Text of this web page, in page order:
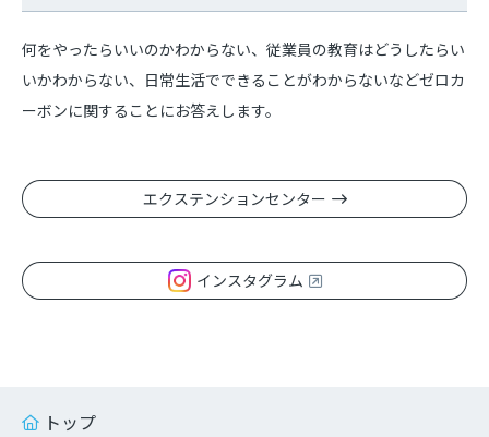
何をやったらいいのかわからない、従業員の教育はどうしたらい
いかわからない、日常生活でできることがわからないなどゼロカ
ーボンに関することにお答えします。
エクステンションセンター
インスタグラム
トップ